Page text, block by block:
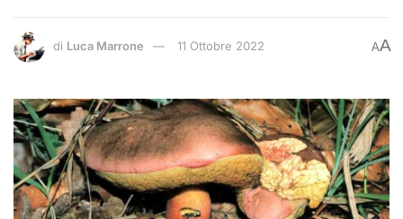
di Luca Marrone 11 Ottobre 2022 AA